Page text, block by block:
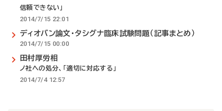
信頼できない」
2014/7/15 22:01
ディオバン論文・タシグナ臨床試験問題（記事まとめ）
2014/7/15 00:00
田村厚労相
ノ社への処分、「適切に対応する」
2014/7/4 12:57